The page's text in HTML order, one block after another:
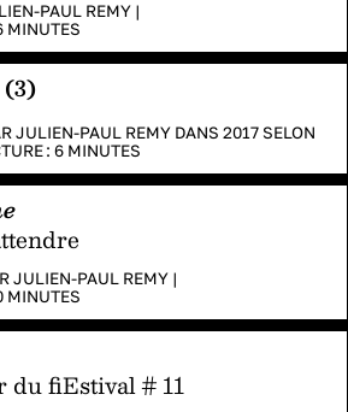
PAUL REMY |
MINUTES
(3)
JULIEN-PAUL REMY DANS 2017 SELON
: 6 MINUTES
JULIEN-PAUL REMY |
MINUTES
fiEstival # 11